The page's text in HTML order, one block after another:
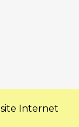
site Internet